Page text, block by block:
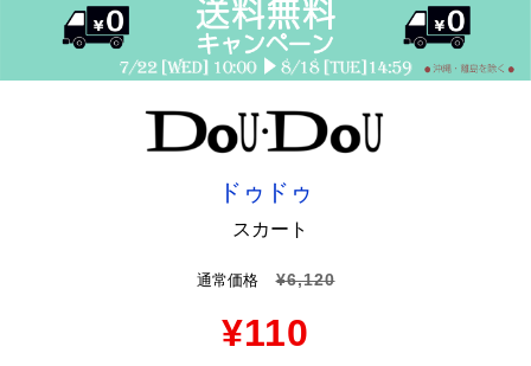
ドゥドゥ
スカート
通常価格 ¥6,120
¥110